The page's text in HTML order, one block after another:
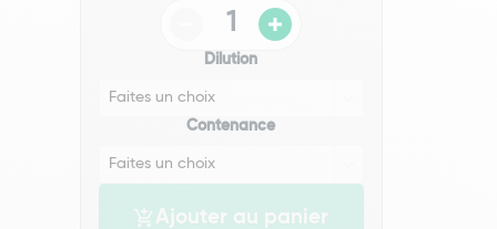
Dilution
Contenance
Ajouter au panier